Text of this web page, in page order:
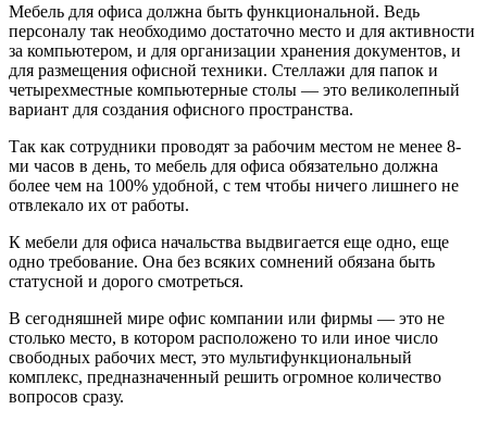
Мебель для офиса должна быть функциональной. Ведь
персоналу так необходимо достаточно место и для активности
за компьютером, и для организации хранения документов, и
для размещения офисной техники. Стеллажи для папок и
четырехместные компьютерные столы — это великолепный
вариант для создания офисного пространства.
Так как сотрудники проводят за рабочим местом не менее 8-
ми часов в день, то мебель для офиса обязательно должна
более чем на 100% удобной, с тем чтобы ничего лишнего не
отвлекало их от работы.
К мебели для офиса начальства выдвигается еще одно, еще
одно требование. Она без всяких сомнений обязана быть
статусной и дорого смотреться.
В сегодняшней мире офис компании или фирмы — это не
столько место, в котором расположено то или иное число
свободных рабочих мест, это мультифункциональный
комплекс, предназначенный решить огромное количество
вопросов сразу.